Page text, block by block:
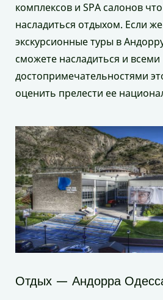
комплексов и SPA салонов
насладиться отдыхом. Если
экскурсионные туры в
сможете насладиться и всеми
достопримечательностями
оценить прелести ее
Отдых — Андорра